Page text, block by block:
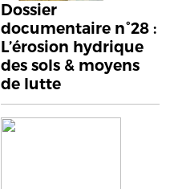
Dossier
documentaire n°28 :
L’érosion hydrique
des sols & moyens
de lutte